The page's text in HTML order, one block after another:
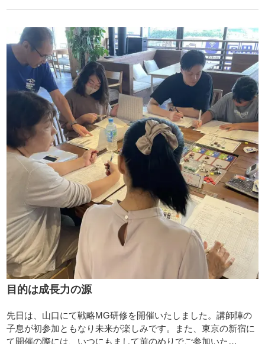
目的は成長力の源
先日は、山口にて戦略MG研修を開催いたしました。講師陣の
子息が初参加ともなり未来が楽しみです。また、東京の新宿に
て開催の際には、いつにもまして前のめりでご参加いた…